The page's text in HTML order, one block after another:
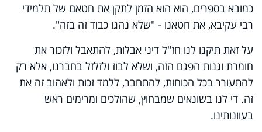
כמובא בספרים, הוא הוא הזמן לתקן את חטאם של תלמידי
רבי עקיבא, את חטאנו - "שלא נהגו כבוד זה בזה".
על זאת תיקנו לנו חז"ל דיני אבלות, להתאבל ולזכור את
חומרת וגנות הפגם הזה, ושלא לבוז ולזלזל בחברנו, אלא רק
להתעורר בכל הכוחות, להתחבר, ללמד זכות ולאהוב זה את
זה. די לנו בשונאים שמבחוץ, שהולכים ומרימים ראש
בעוונותינו.